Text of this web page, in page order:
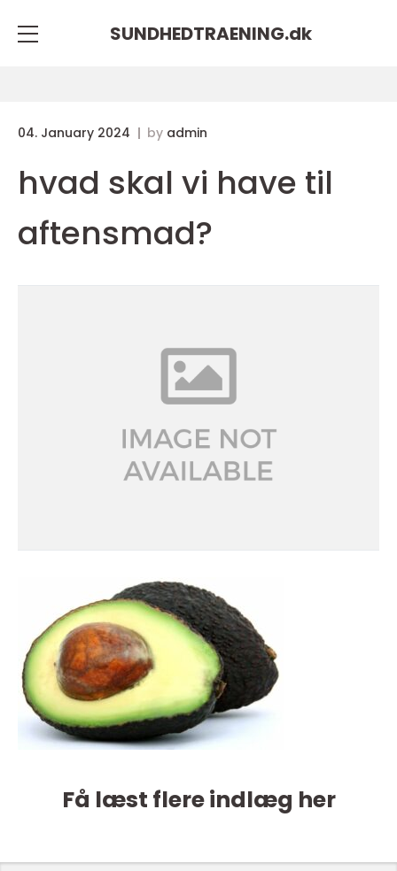
SUNDHEDTRAENING.dk
04. January 2024 by admin
hvad skal vi have til
aftensmad?
Få læst flere indlæg her